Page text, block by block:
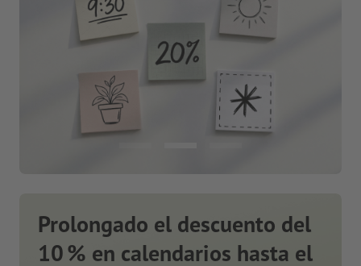
Prolongado el descuento del
10 % en calendarios hasta el